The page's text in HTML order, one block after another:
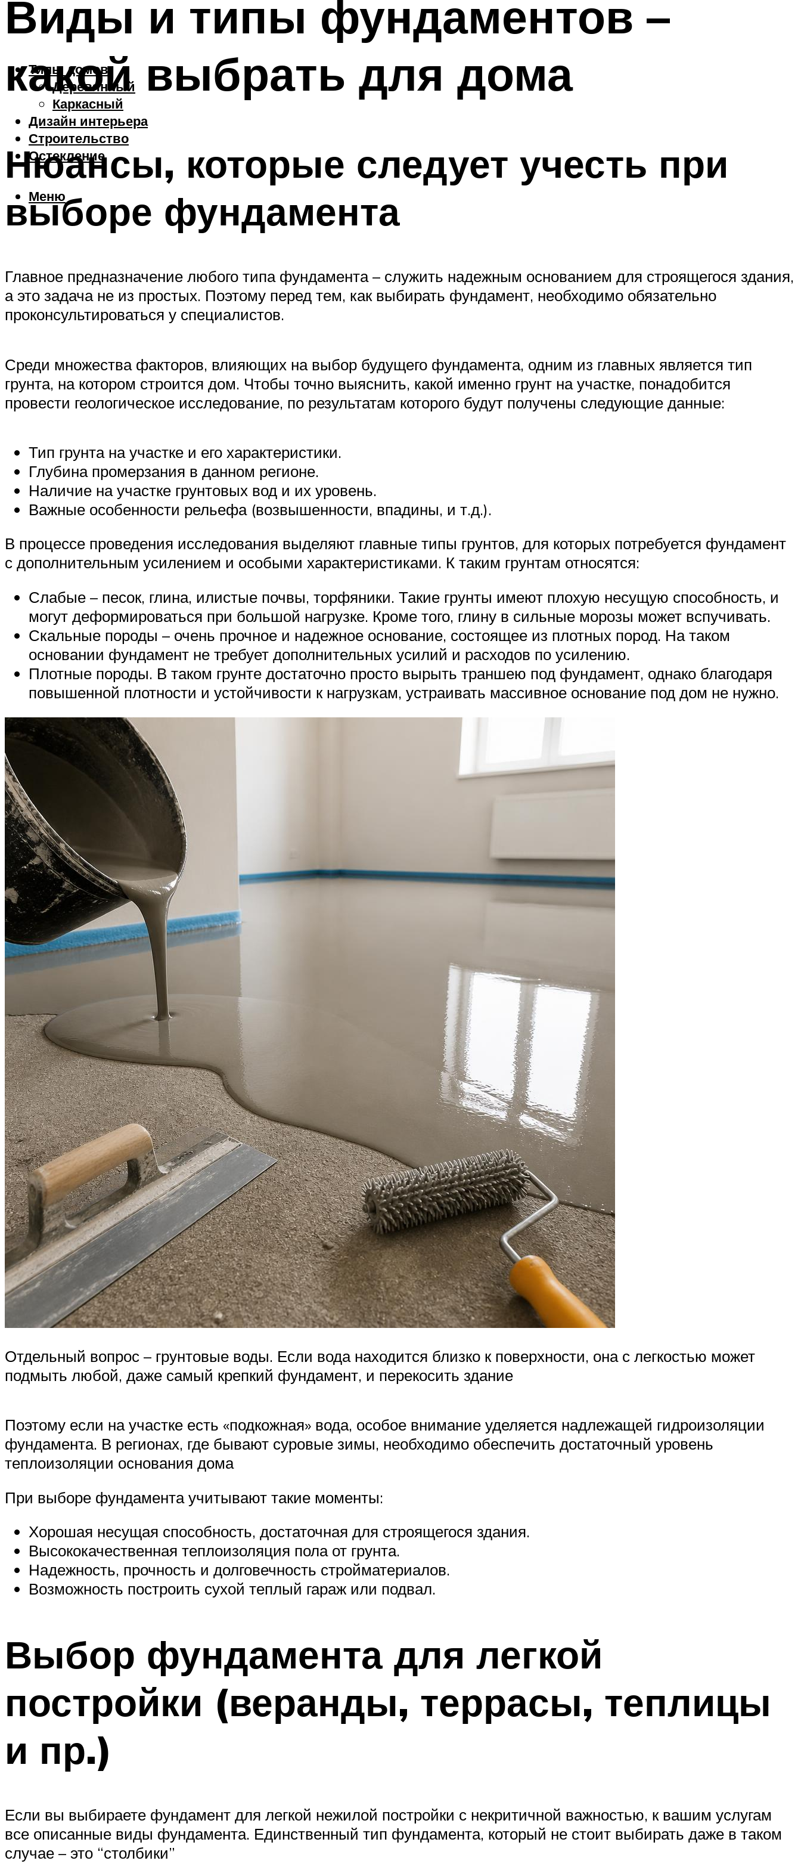
Типы домов
Деревянный
Каркасный
Дизайн интерьера
Строительство
Остекление
Меню
Виды и типы фундаментов –
какой выбрать для дома
Нюансы, которые следует учесть при
выборе фундамента
Главное предназначение любого типа фундамента – служить надежным основанием для строящегося здания,
а это задача не из простых. Поэтому перед тем, как выбирать фундамент, необходимо обязательно
проконсультироваться у специалистов.
Среди множества факторов, влияющих на выбор будущего фундамента, одним из главных является тип
грунта, на котором строится дом. Чтобы точно выяснить, какой именно грунт на участке, понадобится
провести геологическое исследование, по результатам которого будут получены следующие данные:
Тип грунта на участке и его характеристики.
Глубина промерзания в данном регионе.
Наличие на участке грунтовых вод и их уровень.
Важные особенности рельефа (возвышенности, впадины, и т.д.).
В процессе проведения исследования выделяют главные типы грунтов, для которых потребуется фундамент
с дополнительным усилением и особыми характеристиками. К таким грунтам относятся:
Слабые – песок, глина, илистые почвы, торфяники. Такие грунты имеют плохую несущую способность, и
могут деформироваться при большой нагрузке. Кроме того, глину в сильные морозы может вспучивать.
Скальные породы – очень прочное и надежное основание, состоящее из плотных пород. На таком
основании фундамент не требует дополнительных усилий и расходов по усилению.
Плотные породы. В таком грунте достаточно просто вырыть траншею под фундамент, однако благодаря
повышенной плотности и устойчивости к нагрузкам, устраивать массивное основание под дом не нужно.
Отдельный вопрос – грунтовые воды. Если вода находится близко к поверхности, она с легкостью может
подмыть любой, даже самый крепкий фундамент, и перекосить здание
Поэтому если на участке есть «подкожная» вода, особое внимание уделяется надлежащей гидроизоляции
фундамента. В регионах, где бывают суровые зимы, необходимо обеспечить достаточный уровень
теплоизоляции основания дома
При выборе фундамента учитывают такие моменты:
Хорошая несущая способность, достаточная для строящегося здания.
Высококачественная теплоизоляция пола от грунта.
Надежность, прочность и долговечность стройматериалов.
Возможность построить сухой теплый гараж или подвал.
Выбор фундамента для легкой
постройки (веранды, террасы, теплицы
и пр.)
Если вы выбираете фундамент для легкой нежилой постройки с некритичной важностью, к вашим услугам
все описанные виды фундамента. Единственный тип фундамента, который не стоит выбирать даже в таком
случае – это “столбики”